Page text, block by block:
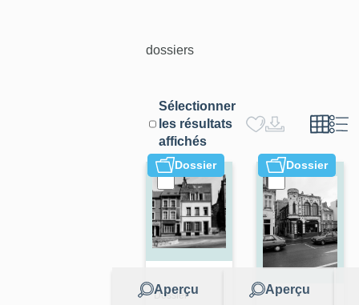
dossiers
Sélectionner
les résultats
affichés
Dossier
Aperçu
Dossier
Dossier
Aperçu